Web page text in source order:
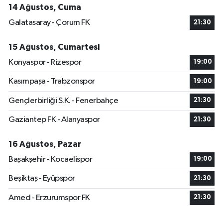
14 Ağustos, Cuma
Galatasaray - Çorum FK
21:30
15 Ağustos, Cumartesi
Konyaspor - Rizespor
19:00
Kasımpaşa - Trabzonspor 19:00
Gençlerbirliği S.K. - Fenerbahçe 21:30
Gaziantep FK - Alanyaspor 21:30
16 Ağustos, Pazar
Başakşehir - Kocaelispor
19:00
Beşiktaş - Eyüpspor 21:30
Amed - Erzurumspor FK 21:30